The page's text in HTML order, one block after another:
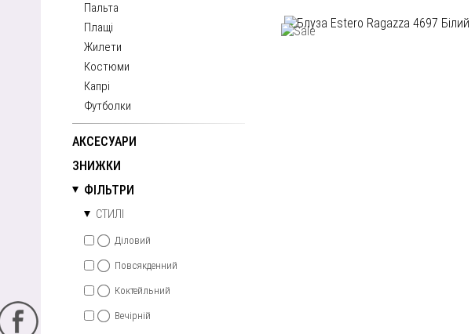
Пальта
Плащі
Жилети
Костюми
Капрі
Футболки
АКСЕСУАРИ
ЗНИЖКИ
ФІЛЬТРИ
СТИЛІ
Діловий
Повсякденний
Коктейльний
Вечірній